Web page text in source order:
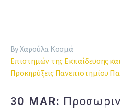
By Χαρούλα Κοσμά
Επιστημών της Εκπαίδευσης
Προκηρύξεις Πανεπιστημίου
30 MAR: